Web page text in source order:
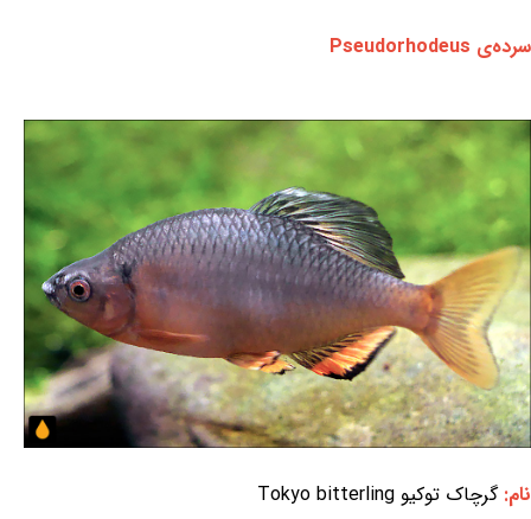
سرده‌ی Pseudorhodeus
نام:گرچاک توکیو Tokyo bitterling